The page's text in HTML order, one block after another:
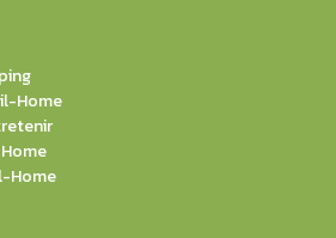
Home
Home